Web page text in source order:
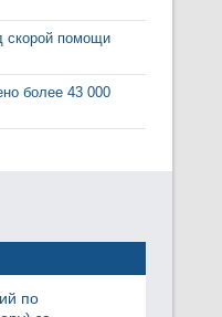
скорой помощи
более 43 000
по